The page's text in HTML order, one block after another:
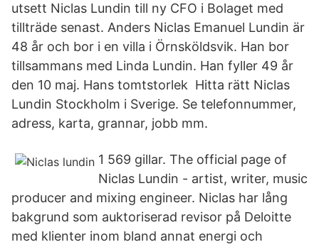
utsett Niclas Lundin till ny CFO i Bolaget med
tillträde senast. Anders Niclas Emanuel Lundin är
48 år och bor i en villa i Örnsköldsvik. Han bor
tillsammans med Linda Lundin. Han fyller 49 år
den 10 maj. Hans tomtstorlek Hitta rätt Niclas
Lundin Stockholm i Sverige. Se telefonnummer,
adress, karta, grannar, jobb mm.
1 569 gillar. The official page of
Niclas Lundin - artist, writer, music
producer and mixing engineer. Niclas har lång
bakgrund som auktoriserad revisor på Deloitte
med klienter inom bland annat energi och